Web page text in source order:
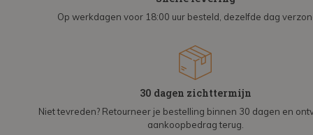
Op werkdagen voor 18:00 uur besteld, dezelfde dag
30 dagen zichttermijn
Niet tevreden? Retourneer je bestelling binnen 30 dagen en
aankoopbedrag terug.